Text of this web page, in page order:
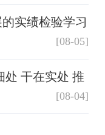
实绩检验学习
[08-05]
处 干在实处 推
[08-04]